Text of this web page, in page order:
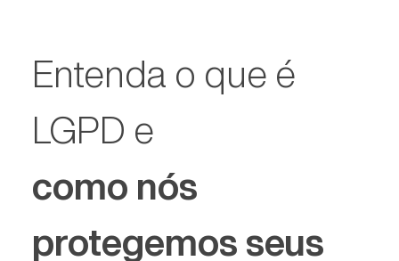
Entenda o que é
LGPD e
como nós
protegemos seus